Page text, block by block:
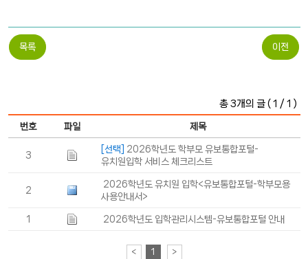
목록 이전
총 3개의 글 ( 1 / 1 )
번호 파일 제목
3
[선택]
2026학년도 학부모 유보통합포털-
유치원입학 서비스 체크리스트
2
2026학년도 유치원 입학<유보통합포털-학부모용
사용안내서>
1 2026학년도 입학관리시스템-유보통합포털 안내
< 1 >